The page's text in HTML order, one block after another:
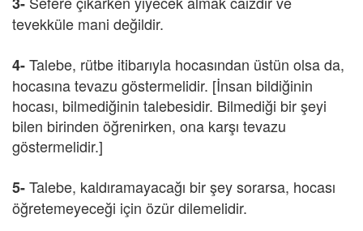
tevekküle mani değildir.
4-Talebe, rütbe itibarıyla hocasından üstün olsa da,
hocasına tevazu göstermelidir. [İnsan bildiğinin
hocası, bilmediğinin talebesidir. Bilmediği bir şeyi
bilen birinden öğrenirken, ona karşı tevazu
göstermelidir.]
5-Talebe, kaldıramayacağı bir şey sorarsa, hocası
öğretemeyeceği için özür dilemelidir.